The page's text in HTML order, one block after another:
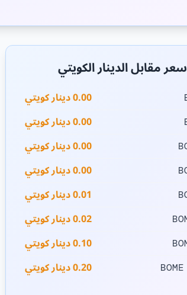
سعر مقابل الدينار الكويتي
0.00 دينار كويتي
0.00 دينار كويتي
0.00 دينار كويتي
0.00 دينار كويتي
0.01 دينار كويتي
0.02 دينار كويتي
0.10 دينار كويتي
0.20 دينار كويتي